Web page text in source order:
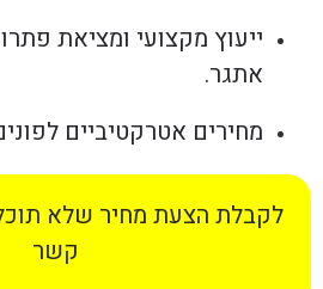
ייעוץ מקצועי ומציאת
אתגר.
מחירים אטרקטיביים
לקבלת הצעת מחיר שלא
קשר